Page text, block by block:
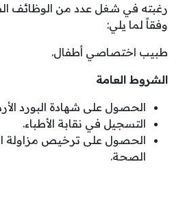
رغبته في شغل عدد من الوظائف
وفقاً لما يلي:
طبيب اختصاصي أطفال.
الشروط العامة
الحصول على شهادة البورد
التسجيل في نقابة الأطباء.
الحصول على ترخيص مزاولة
الصحة.